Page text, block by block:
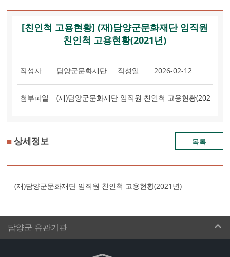
[친인척 고용현황] (재)담양군문화재단 임직원
친인척 고용현황(2021년)
작성자 담양군문화재단 작성일 2026-02-12
첨부파일 (재)담양군문화재단 임직원 친인척 고용현황(202
1년).pdf : 27.2KB,
■상세정보 목록
(재)담양군문화재단 임직원 친인척 고용현황(2021년)
담양군 유관기관